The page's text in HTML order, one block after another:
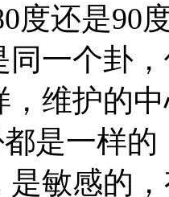
度还是90
同一个卦
，维护的
是一样
是敏感的